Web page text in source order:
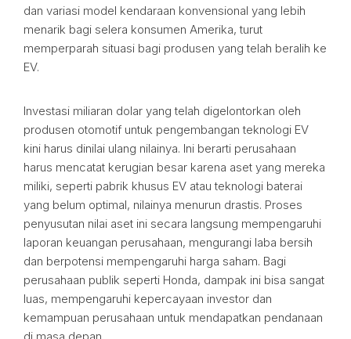
dan variasi model kendaraan konvensional yang lebih
menarik bagi selera konsumen Amerika, turut
memperparah situasi bagi produsen yang telah beralih ke
EV.
Investasi miliaran dolar yang telah digelontorkan oleh
produsen otomotif untuk pengembangan teknologi EV
kini harus dinilai ulang nilainya. Ini berarti perusahaan
harus mencatat kerugian besar karena aset yang mereka
miliki, seperti pabrik khusus EV atau teknologi baterai
yang belum optimal, nilainya menurun drastis. Proses
penyusutan nilai aset ini secara langsung mempengaruhi
laporan keuangan perusahaan, mengurangi laba bersih
dan berpotensi mempengaruhi harga saham. Bagi
perusahaan publik seperti Honda, dampak ini bisa sangat
luas, mempengaruhi kepercayaan investor dan
kemampuan perusahaan untuk mendapatkan pendanaan